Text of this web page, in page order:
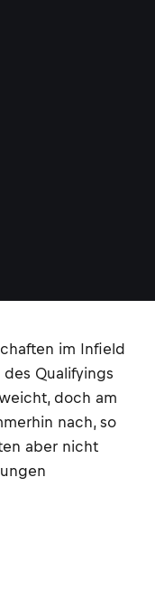
im Infield
Qualifyings
doch am
nach, so
aber nicht